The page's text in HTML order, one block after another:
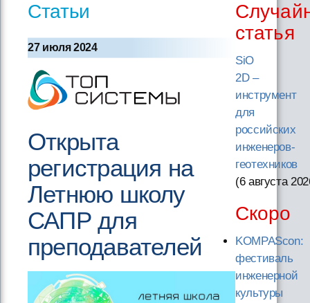
Статьи
27 июля 2024
Открыта
регистрация на
Летнюю школу
САПР для
преподавателей
статья
SiO
2D –
инструмент
для
российских
инженеров-
геотехников
(6 августа
Скоро
KOMPAScon:
фестиваль
инженерной
культуры